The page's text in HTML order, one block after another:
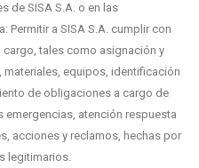
de SISA S.A. o en las
Permitir a SISA S.A. cumplir con
tales como asignación y
equipos, identificación
de obligaciones a cargo de
emergencias, atención respuesta
acciones y reclamos, hechas por
legitimarios.